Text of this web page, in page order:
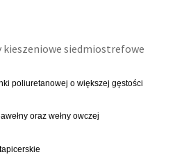
kieszeniowe siedmiostrefowe
poliuretanowej o większej gęstości
oraz wełny owczej